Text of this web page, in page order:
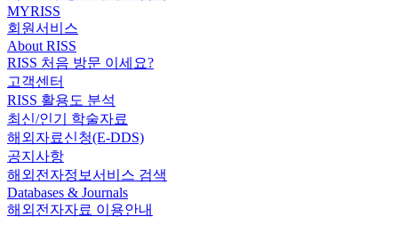
MYRISS
회원서비스
About RISS
RISS 처음 방문 이세요?
고객센터
RISS 활용도 분석
최신/인기 학술자료
해외자료신청(E-DDS)
공지사항
해외전자정보서비스 검색
Databases & Journals
해외전자자료 이용안내